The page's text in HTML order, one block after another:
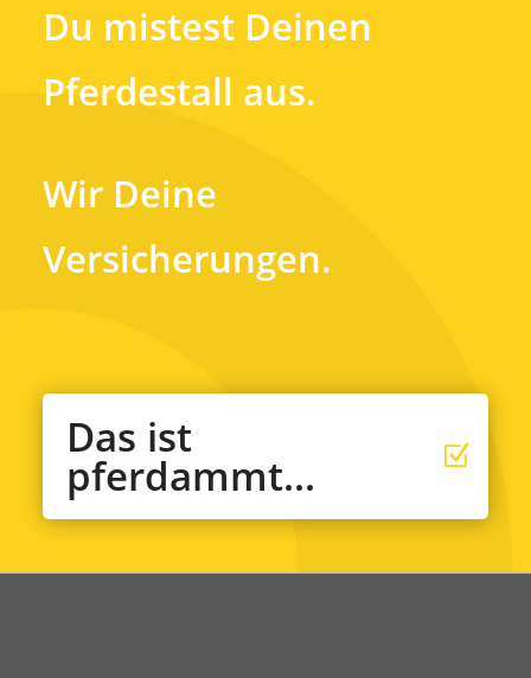
Du mistest Deinen
Pferdestall aus.
Wir Deine
Versicherungen.
Das ist
pferdammt...